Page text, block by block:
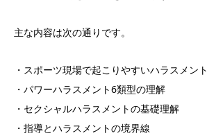
主な内容は次の通りです。
・スポーツ現場で起こりやすいハラスメント
・パワーハラスメント6類型の理解
・セクシャルハラスメントの基礎理解
・指導とハラスメントの境界線